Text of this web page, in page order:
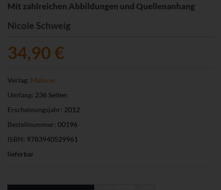
Mit zahlreichen Abbildungen und Quellenanhang
Nicole Schweig
34,90 €
Verlag: Mabuse
Umfang: 236 Seiten
Erscheinungsjahr: 2012
Bestellnummer: 00196
ISBN: 9783940529961
lieferbar